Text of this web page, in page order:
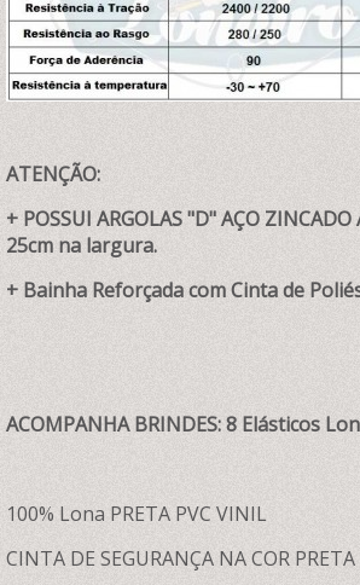
ATENÇÃO:
+ POSSUI ARGOLAS "D" AÇO
25cm na largura.
+ Bainha Reforçada com Cinta de
ACOMPANHA BRINDES: 8 Elásticos
100% Lona PRETA PVC VINIL
CINTA DE SEGURANÇA NA COR